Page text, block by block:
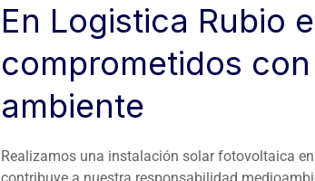
En Logistica Rubio
comprometidos
ambiente
Realizamos una instalación solar fotovoltaica